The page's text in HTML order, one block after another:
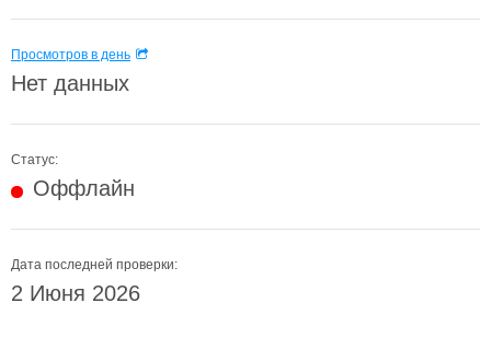
Просмотров в день
Нет данных
Статус:
Оффлайн
Дата последней проверки:
2 Июня 2026